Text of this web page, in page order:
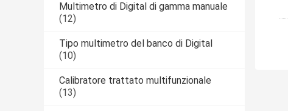
Multimetro di Digital di gamma manuale
(12)
Tipo multimetro del banco di Digital
(10)
Calibratore trattato multifunzionale
(13)